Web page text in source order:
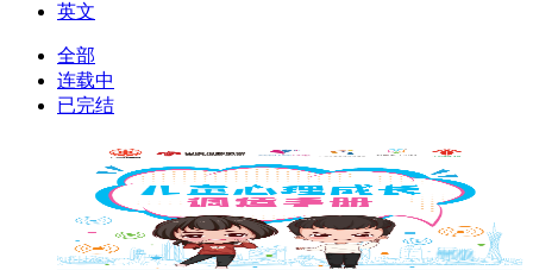
英文
全部
连载中
已完结